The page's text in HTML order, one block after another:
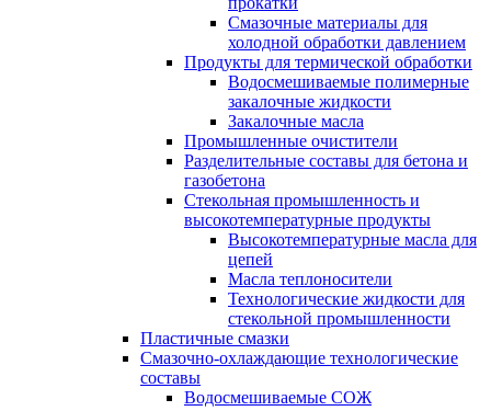
Смазочные материалы для
холодной обработки давлением
Продукты для термической обработки
Водосмешиваемые полимерные
закалочные жидкости
Закалочные масла
Промышленные очистители
Разделительные составы для бетона и
газобетона
Стекольная промышленность и
высокотемпературные продукты
Высокотемпературные масла для
цепей
Масла теплоносители
Технологические жидкости для
стекольной промышленности
Пластичные смазки
Смазочно-охлаждающие технологические
составы
Водосмешиваемые СОЖ